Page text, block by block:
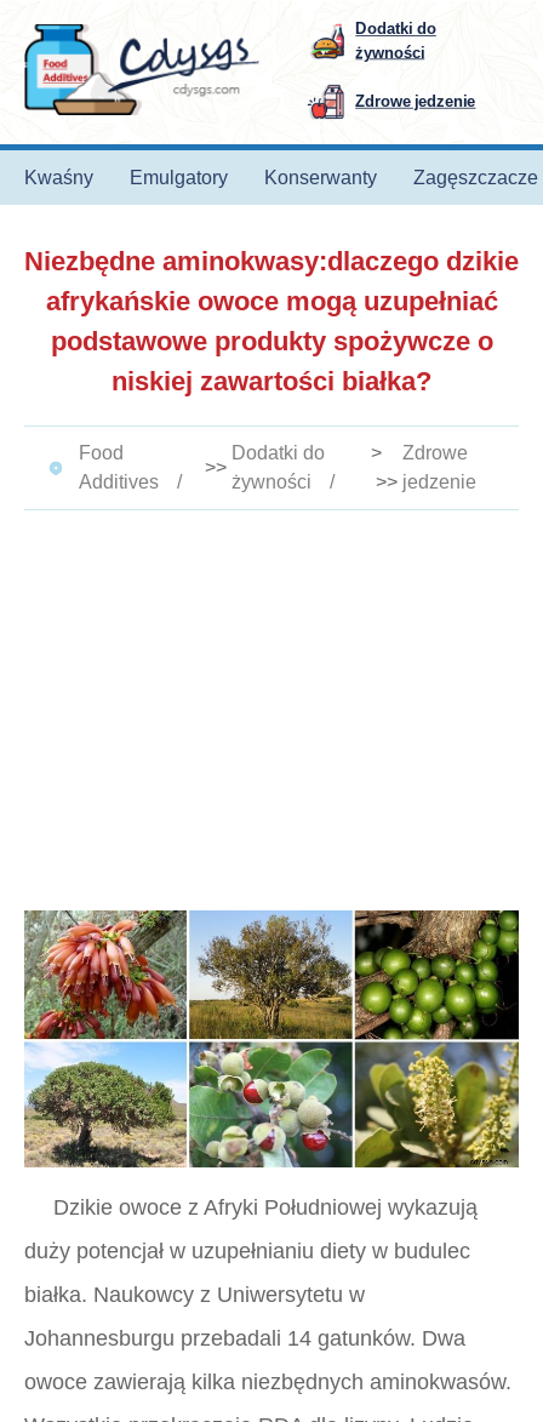
Dodatki do
żywności
Zdrowe jedzenie
Kwaśny Emulgatory Konserwanty Zagęszczacze
Niezbędne aminokwasy:dlaczego dzikie
afrykańskie owoce mogą uzupełniać
podstawowe produkty spożywcze o
niskiej zawartości białka?
Food
Additives
>>
Dodatki do
żywności
>
>>
Zdrowe
jedzenie
Dzikie owoce z Afryki Południowej wykazują
duży potencjał w uzupełnianiu diety w budulec
białka. Naukowcy z Uniwersytetu w
Johannesburgu przebadali 14 gatunków. Dwa
owoce zawierają kilka niezbędnych aminokwasów.